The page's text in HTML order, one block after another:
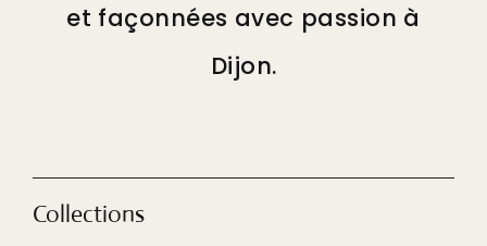
et façonnées avec passion à
Dijon.
Collections